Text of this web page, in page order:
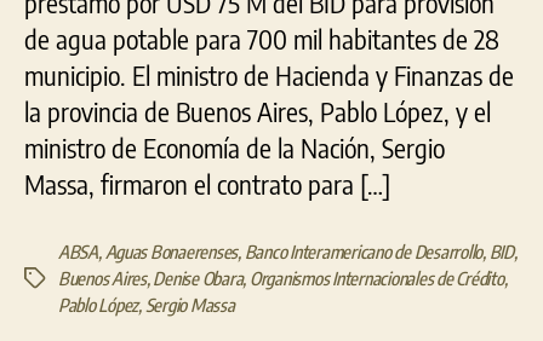
de agua potable para 700 mil habitantes de 28
municipio. El ministro de Hacienda y Finanzas de
la provincia de Buenos Aires, Pablo López, y el
ministro de Economía de la Nación, Sergio
Massa, firmaron el contrato para […]
Etiquetas
ABSA Aguas Bonaerenses, Banco Interamericano de Desarrollo, BID,
Buenos Aires, Denise Obara, Organismos Internacionales de Crédito,
Pablo López, Sergio Massa